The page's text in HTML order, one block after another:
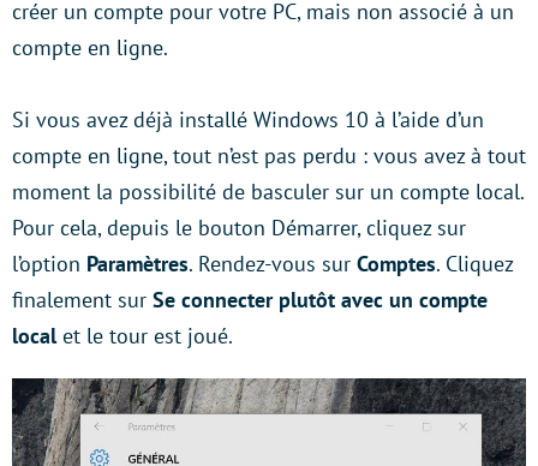
créer un compte pour votre PC, mais non associé à un
compte en ligne.
Si vous avez déjà installé Windows 10 à l’aide d’un
compte en ligne, tout n’est pas perdu : vous avez à tout
moment la possibilité de basculer sur un compte local.
Pour cela, depuis le bouton Démarrer, cliquez sur
l’option Paramètres. Rendez-vous sur Comptes. Cliquez
finalement sur Se connecter plutôt avec un compte
localet le tour est joué.